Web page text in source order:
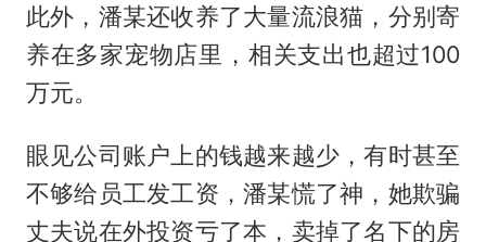
此外，潘某还收养了大量流浪猫，分别寄
养在多家宠物店里，相关支出也超过100
万元。
眼见公司账户上的钱越来越少，有时甚至
不够给员工发工资，潘某慌了神，她欺骗
丈夫说在外投资亏了本，卖掉了名下的房